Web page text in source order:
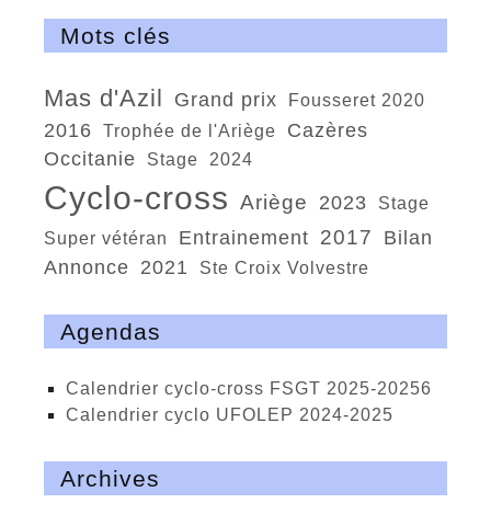
Mots clés
Mas d'Azil Grand prix Fousseret 2020
2016 trophée de l'Ariège
Cazères
Occitanie
stage 2024
cyclo-cross Ariège 2023
Stage
super vétéran
entrainement 2017
bilan
Annonce
2021 Ste Croix Volvestre
Agendas
calendrier cyclo-cross FSGT 2025-20256
calendrier cyclo UFOLEP 2024-2025
Archives